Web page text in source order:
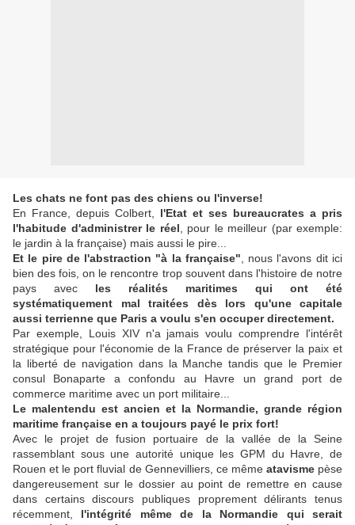
Les chats ne font pas des chiens ou l'inverse!
En France, depuis Colbert, l'Etat et ses bureaucrates a pris
l'habitude d'administrer le réel , pour le meilleur (par exemple:
le jardin à la française) mais aussi le pire...
Et le pire de l'abstraction "à la française" , nous l'avons dit ici
bien des fois, on le rencontre trop souvent dans l'histoire de notre
pays avec les réalités maritimes qui ont été
systématiquement mal traitées dès lors qu'une capitale
aussi terrienne que Paris a voulu s'en occuper directement.
Par exemple, Louis XIV n'a jamais voulu comprendre l'intérêt
stratégique pour l'économie de la France de préserver la paix et
la liberté de navigation dans la Manche tandis que le Premier
consul Bonaparte a confondu au Havre un grand port de
commerce maritime avec un port militaire...
Le malentendu est ancien et la Normandie, grande région
maritime française en a toujours payé le prix fort!
Avec le projet de fusion portuaire de la vallée de la Seine
rassemblant sous une autorité unique les GPM du Havre, de
Rouen et le port fluvial de Gennevilliers, ce mêmeatavismepèse
dangereusement sur le dossier au point de remettre en cause
dans certains discours publiques proprement délirants tenus
récemment, l'intégrité même de la Normandie qui serait